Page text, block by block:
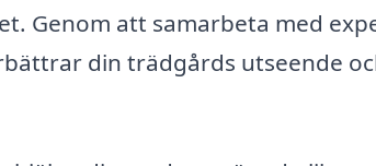
Genom att samarbeta med
din trädgårds utseende